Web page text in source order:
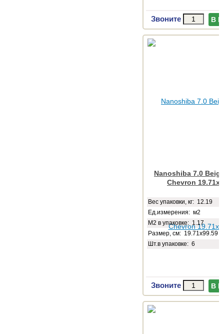
Звоните В
Nanoshiba 7.0
Chevron
Веc упаковки, кг: 12.19
Ед.измерения: м2
М2 в упаковке: 1.17
Размер, см: 19.71x99.59
Шт.в упаковке: 6
Звоните В